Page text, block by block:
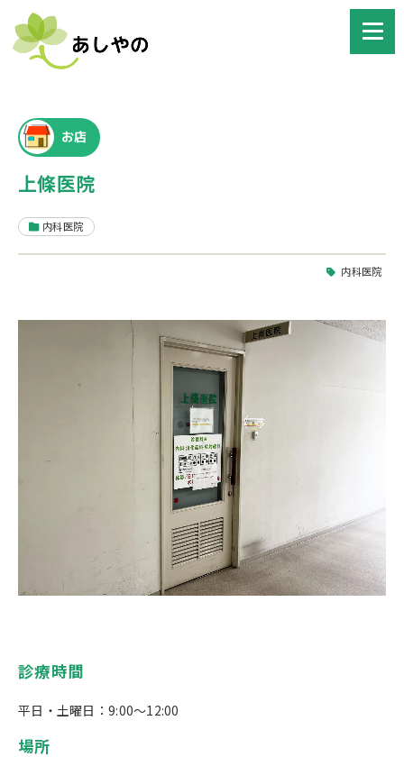
お店
上條医院
内科医院
内科医院
診療時間
平日・土曜日：9:00～12:00
場所